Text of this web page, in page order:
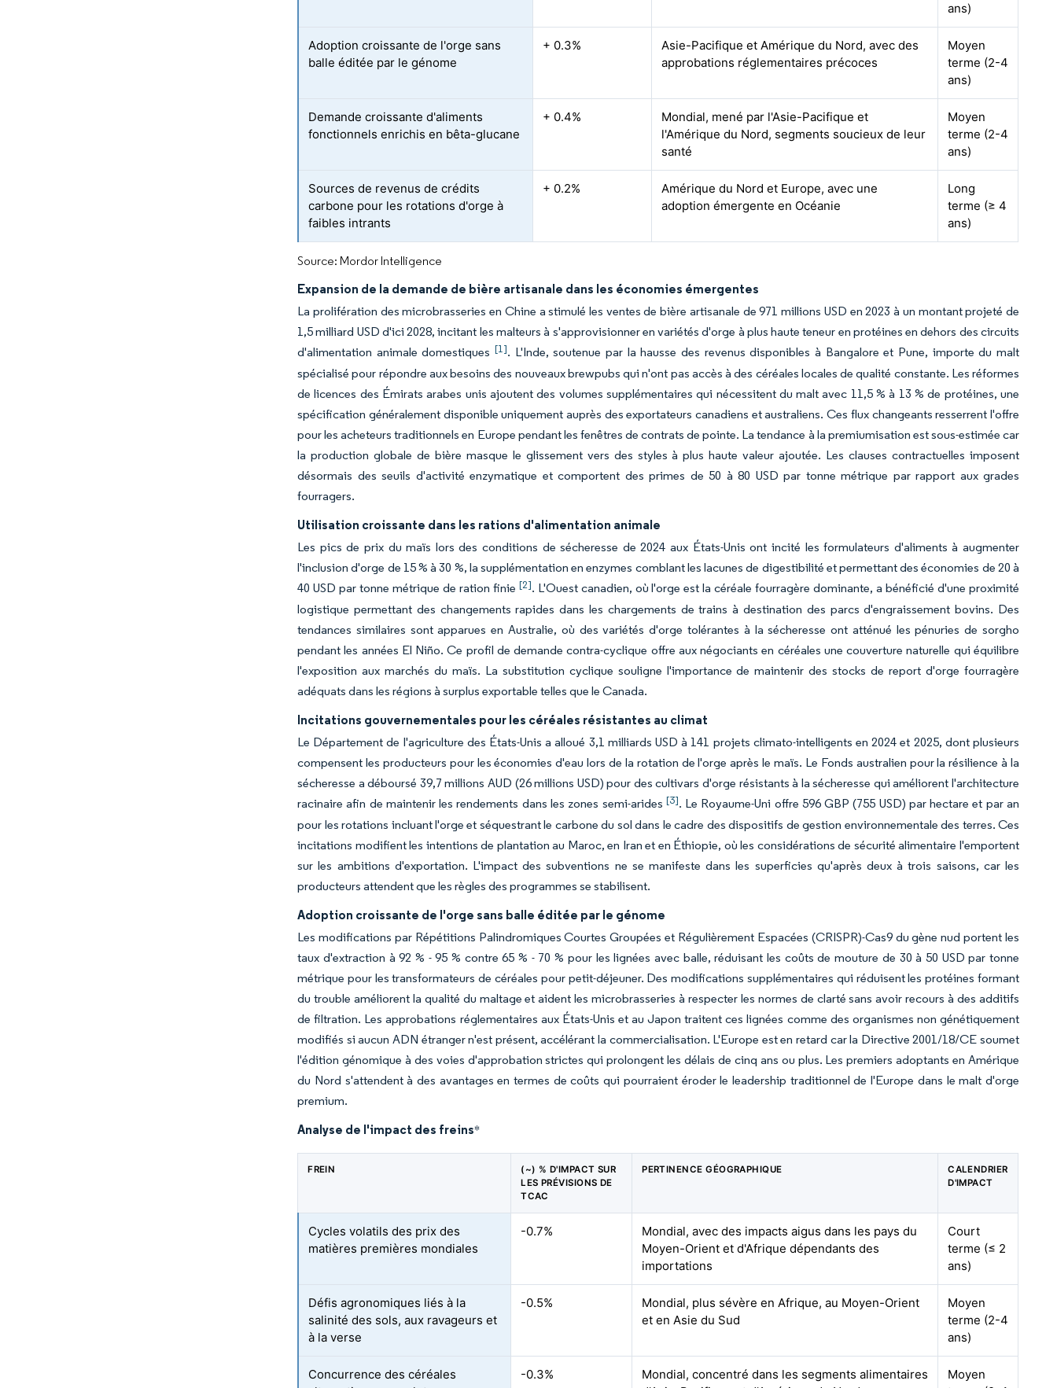
ans)
Adoption croissante de l'orge sans
balle éditée par le génome
+ 0.3%
Asie-Pacifique et Amérique du Nord, avec des
approbations réglementaires précoces
Moyen
terme (2-4
ans)
Demande croissante d'aliments
fonctionnels enrichis en bêta-glucane
+ 0.4%
Mondial, mené par l'Asie-Pacifique et
l'Amérique du Nord, segments soucieux de leur
santé
Moyen
terme (2-4
ans)
Sources de revenus de crédits
carbone pour les rotations d'orge à
faibles intrants
+ 0.2%
Amérique du Nord et Europe, avec une
adoption émergente en Océanie
Long
terme (≥ 4
ans)
Source: Mordor Intelligence
Expansion de la demande de bière artisanale dans les économies émergentes
La prolifération des microbrasseries en Chine a stimulé les ventes de bière artisanale de 971 millions USD en 2023 à un montant projeté de
1,5 milliard USD d'ici 2028, incitant les malteurs à s'approvisionner en variétés d'orge à plus haute teneur en protéines en dehors des circuits
d'alimentation animale domestiques[1]. L'Inde, soutenue par la hausse des revenus disponibles à Bangalore et Pune, importe du malt
spécialisé pour répondre aux besoins des nouveaux brewpubs qui n'ont pas accès à des céréales locales de qualité constante. Les réformes
de licences des Émirats arabes unis ajoutent des volumes supplémentaires qui nécessitent du malt avec 11,5 % à 13 % de protéines, une
spécification généralement disponible uniquement auprès des exportateurs canadiens et australiens. Ces flux changeants resserrent l'offre
pour les acheteurs traditionnels en Europe pendant les fenêtres de contrats de pointe. La tendance à la premiumisation est sous-estimée car
la production globale de bière masque le glissement vers des styles à plus haute valeur ajoutée. Les clauses contractuelles imposent
désormais des seuils d'activité enzymatique et comportent des primes de 50 à 80 USD par tonne métrique par rapport aux grades
fourragers.
Utilisation croissante dans les rations d'alimentation animale
Les pics de prix du maïs lors des conditions de sécheresse de 2024 aux États-Unis ont incité les formulateurs d'aliments à augmenter
l'inclusion d'orge de 15 % à 30 %, la supplémentation en enzymes comblant les lacunes de digestibilité et permettant des économies de 20 à
40 USD par tonne métrique de ration finie [2]. L'Ouest canadien, où l'orge est la céréale fourragère dominante, a bénéficié d'une proximité
logistique permettant des changements rapides dans les chargements de trains à destination des parcs d'engraissement bovins. Des
tendances similaires sont apparues en Australie, où des variétés d'orge tolérantes à la sécheresse ont atténué les pénuries de sorgho
pendant les années El Niño. Ce profil de demande contra-cyclique offre aux négociants en céréales une couverture naturelle qui équilibre
l'exposition aux marchés du maïs. La substitution cyclique souligne l'importance de maintenir des stocks de report d'orge fourragère
adéquats dans les régions à surplus exportable telles que le Canada.
Incitations gouvernementales pour les céréales résistantes au climat
Le Département de l'agriculture des États-Unis a alloué 3,1 milliards USD à 141 projets climato-intelligents en 2024 et 2025, dont plusieurs
compensent les producteurs pour les économies d'eau lors de la rotation de l'orge après le maïs. Le Fonds australien pour la résilience à la
sécheresse a déboursé 39,7 millions AUD (26 millions USD) pour des cultivars d'orge résistants à la sécheresse qui améliorent l'architecture
racinaire afin de maintenir les rendements dans les zones semi-arides [3]. Le Royaume-Uni offre 596 GBP (755 USD) par hectare et par an
pour les rotations incluant l'orge et séquestrant le carbone du sol dans le cadre des dispositifs de gestion environnementale des terres. Ces
incitations modifient les intentions de plantation au Maroc, en Iran et en Éthiopie, où les considérations de sécurité alimentaire l'emportent
sur les ambitions d'exportation. L'impact des subventions ne se manifeste dans les superficies qu'après deux à trois saisons, car les
producteurs attendent que les règles des programmes se stabilisent.
Adoption croissante de l'orge sans balle éditée par le génome
Les modifications par Répétitions Palindromiques Courtes Groupées et Régulièrement Espacées (CRISPR)-Cas9 du gène nud portent les
taux d'extraction à 92 % - 95 % contre 65 % - 70 % pour les lignées avec balle, réduisant les coûts de mouture de 30 à 50 USD par tonne
métrique pour les transformateurs de céréales pour petit-déjeuner. Des modifications supplémentaires qui réduisent les protéines formant
du trouble améliorent la qualité du maltage et aident les microbrasseries à respecter les normes de clarté sans avoir recours à des additifs
de filtration. Les approbations réglementaires aux États-Unis et au Japon traitent ces lignées comme des organismes non génétiquement
modifiés si aucun ADN étranger n'est présent, accélérant la commercialisation. L'Europe est en retard car la Directive 2001/18/CE soumet
l'édition génomique à des voies d'approbation strictes qui prolongent les délais de cinq ans ou plus. Les premiers adoptants en Amérique
du Nord s'attendent à des avantages en termes de coûts qui pourraient éroder le leadership traditionnel de l'Europe dans le malt d'orge
premium.
Analyse de l'impact des freins*
FREIN
(~) % D'IMPACT SUR
LES PRÉVISIONS DE
TCAC
PERTINENCE GÉOGRAPHIQUE
CALENDRIER
D'IMPACT
Cycles volatils des prix des
matières premières mondiales
-0.7%
Mondial, avec des impacts aigus dans les pays du
Moyen-Orient et d'Afrique dépendants des
importations
Court
terme (≤ 2
ans)
Défis agronomiques liés à la
salinité des sols, aux ravageurs et
à la verse
-0.5%
Mondial, plus sévère en Afrique, au Moyen-Orient
et en Asie du Sud
Moyen
terme (2-4
ans)
Concurrence des céréales
-0.3%
Mondial, concentré dans les segments alimentaires
Moyen